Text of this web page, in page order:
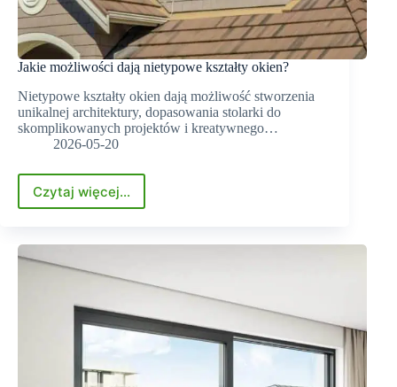
Jakie możliwości dają nietypowe kształty okien?
Nietypowe kształty okien dają możliwość stworzenia
unikalnej architektury, dopasowania stolarki do
skomplikowanych projektów i kreatywnego…
2026-05-20
Czytaj więcej...
Jakie
nietypowe
kształty
okien?